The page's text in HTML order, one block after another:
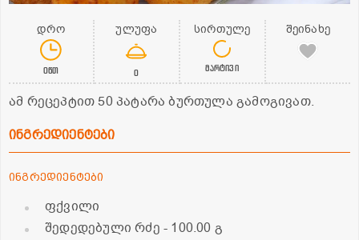
დრო
0წთ
ულუფა
0
სირთულე
მარტივი
შეინახე
ამ რეცეპტით 50 პატარა ბურთულა გამოგივათ.
ინგრედიენტები
ინგრედიენტები
ფქვილი
შედედებული რძე - 100.00 გ